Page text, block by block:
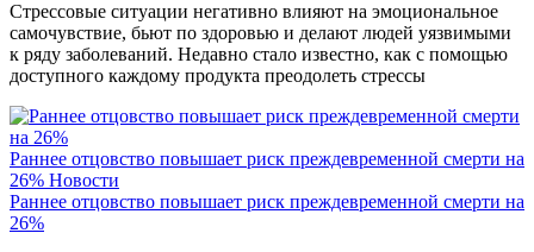
Стрессовые ситуации негативно влияют на эмоциональное
самочувствие, бьют по здоровью и делают людей уязвимыми
к ряду заболеваний. Недавно стало известно, как с помощью
доступного каждому продукта преодолеть стрессы
Раннее отцовство повышает риск преждевременной смерти на
26% Новости
Раннее отцовство повышает риск преждевременной смерти на
26%